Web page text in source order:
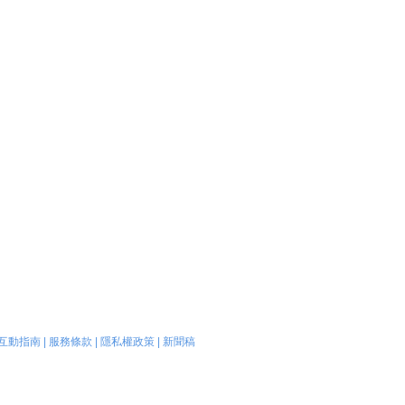
動指南| 服務條款 隱私權政策| 新聞稿